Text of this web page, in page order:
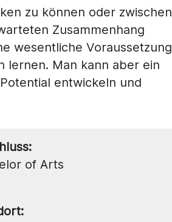
zu können oder zwischen
Zusammenhang
wesentliche Voraussetzung
lernen. Man kann aber ein
entwickeln und
of Arts